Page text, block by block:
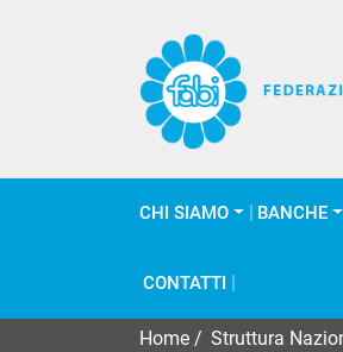
CHI SIAMO BANCHE
CONTATTI
Home Struttura